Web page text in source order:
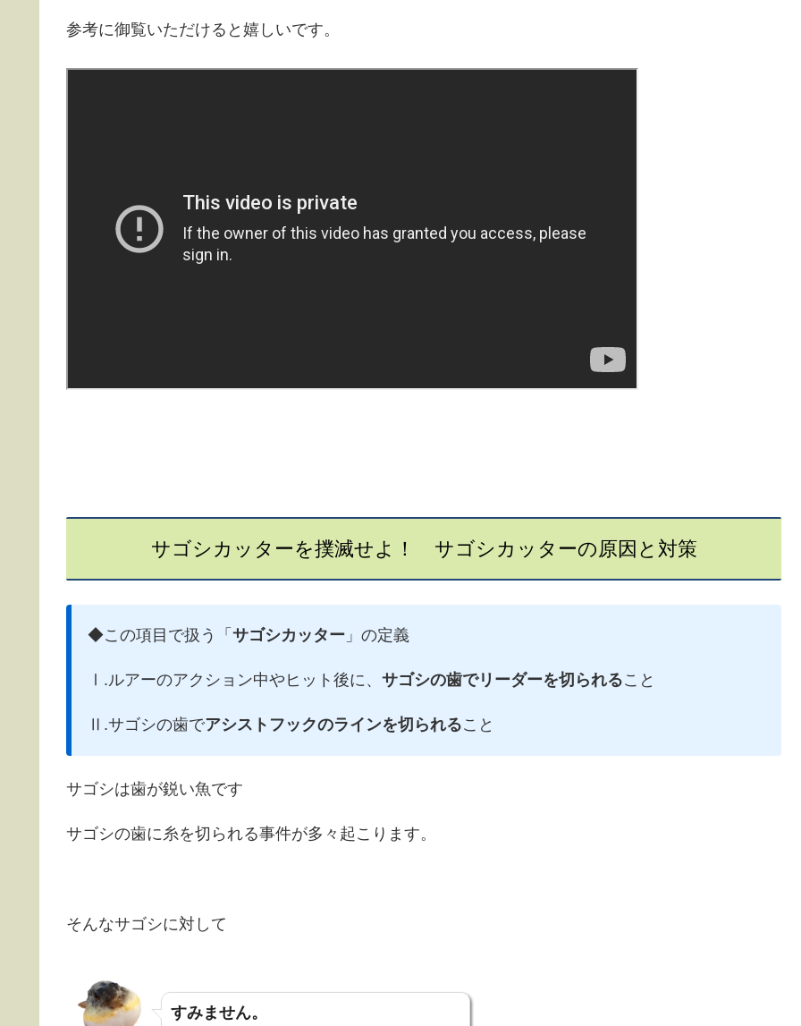
参考に御覧いただけると嬉しいです。
サゴシカッターを撲滅せよ！ サゴシカッターの原因と対策
◆この項目で扱う「 サゴシカッター 」の定義
Ⅰ.ルアーのアクション中やヒット後に、 サゴシの歯でリーダーを切られること
Ⅱ.サゴシの歯でアシストフックのラインを切られること
サゴシは歯が鋭い魚です
サゴシの歯に糸を切られる事件が多々起こります。
そんなサゴシに対して
すみません。